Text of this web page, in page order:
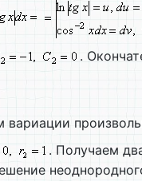
.
. Получаем